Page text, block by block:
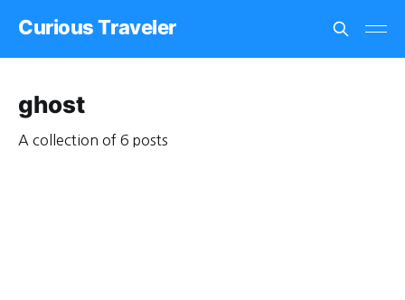
Curious Traveler
ghost
A collection of 6 posts